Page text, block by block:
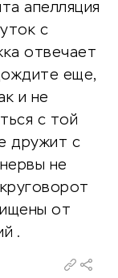
апелляция
с
отвечает
еще,
и не
с той
дружит с
не
от
.